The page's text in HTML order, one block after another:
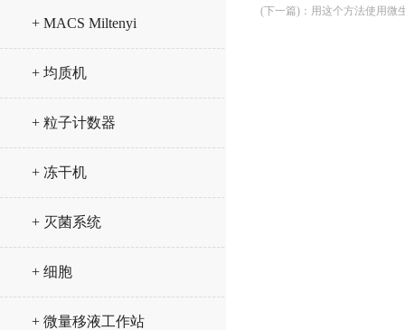
+ MACS Miltenyi
+ 均质机
+ 粒子计数器
+ 冻干机
+ 灭菌系统
+ 细胞
+ 微量移液工作站
(下一篇) ： 用这个方法使用微